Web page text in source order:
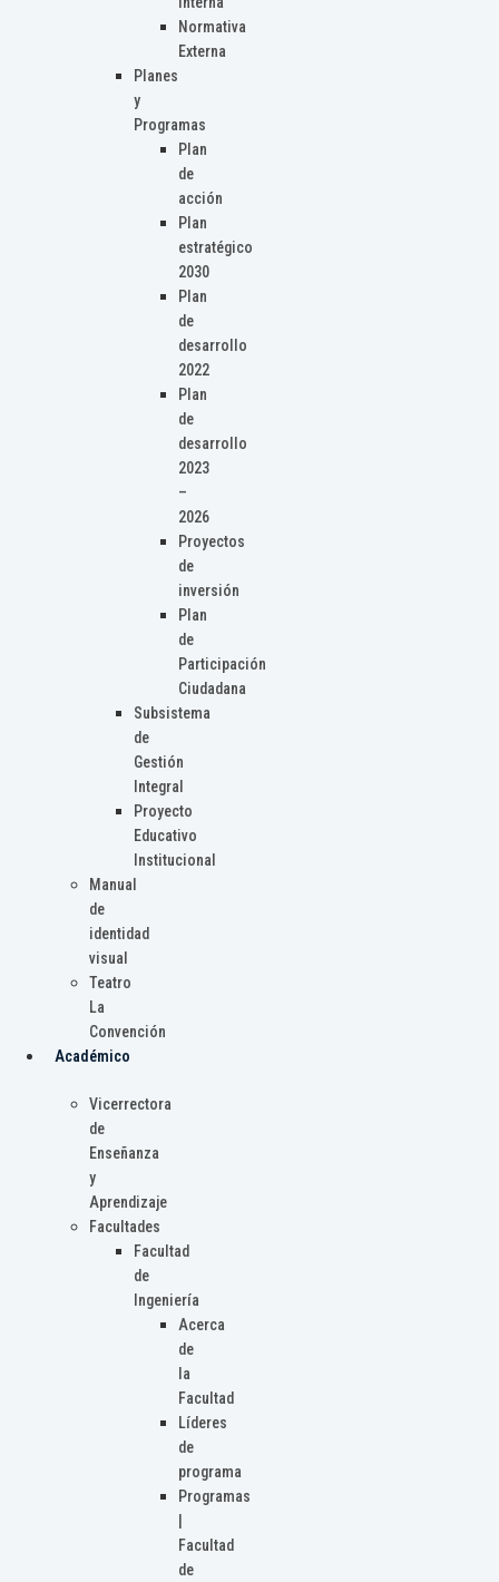
Normativa
Externa
Planes
y
Programas
Plan
de
acción
Plan
estratégico
2030
Plan
de
desarrollo
2022
Plan
de
desarrollo
2023
–
2026
Proyectos
de
inversión
Plan
de
Participación
Ciudadana
Subsistema
de
Gestión
Integral
Proyecto
Educativo
Institucional
Manual
de
identidad
visual
Teatro
La
Convención
Académico
Vicerrectora
de
Enseñanza
y
Aprendizaje
Facultades
Facultad
de
Ingeniería
Acerca
de
la
Facultad
Líderes
de
programa
Programas
Facultad
de